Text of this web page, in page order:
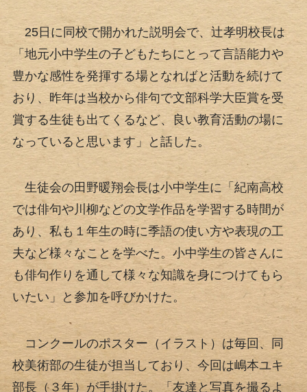
25日に同校で開かれた説明会で、辻孝明校長は
「地元小中学生の子どもたちにとって言語能力や
豊かな感性を発揮する場となればと活動を続けて
おり、昨年は当校から俳句で文部科学大臣賞を受
賞する生徒も出てくるなど、良い教育活動の場に
なっていると思います」と話した。
生徒会の田野暖翔会長は小中学生に「紀南高校
では俳句や川柳などの文学作品を学習する時間が
あり、私も１年生の時に季語の使い方や表現の工
夫など様々なことを学べた。小中学生の皆さんに
も俳句作りを通して様々な知識を身につけてもら
いたい」と参加を呼びかけた。
コンクールのポスター（イラスト）は毎回、同
校美術部の生徒が担当しており、今回は嶋本ユキ
部長（３年）が手掛けた。「友達と写真を撮るよ